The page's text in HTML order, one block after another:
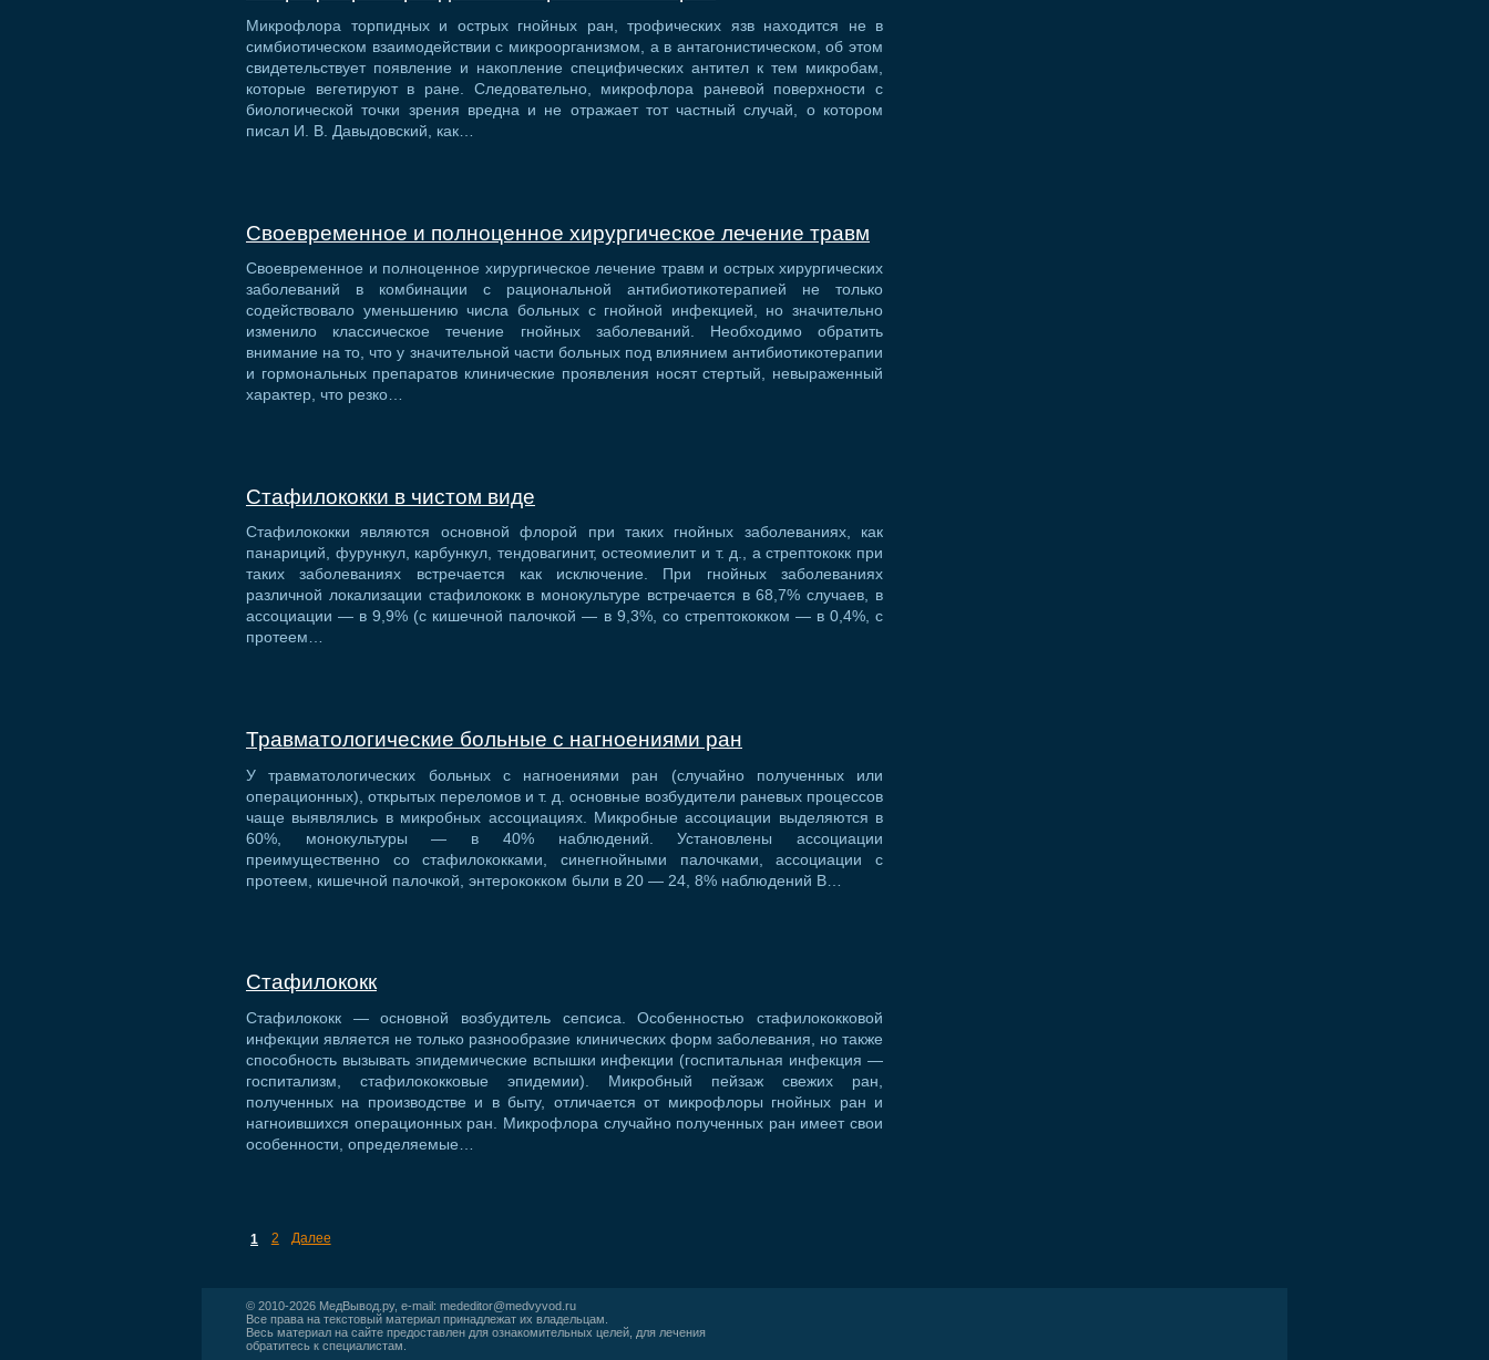
Микрофлора торпидных и острых гнойных ран, трофических язв находится не в
симбиотическом взаимодействии с микроорганизмом, а в антагонистическом, об этом
свидетельствует появление и накопление специфических антител к тем микробам,
которые вегетируют в ране. Следовательно, микрофлора раневой поверхности с
биологической точки зрения вредна и не отражает тот частный случай, о котором
писал И. В. Давыдовский, как…
Своевременное и полноценное хирургическое лечение травм
Своевременное и полноценное хирургическое лечение травм и острых хирургических
заболеваний в комбинации с рациональной антибиотикотерапией не только
содействовало уменьшению числа больных с гнойной инфекцией, но значительно
изменило классическое течение гнойных заболеваний. Необходимо обратить
внимание на то, что у значительной части больных под влиянием антибиотикотерапии
и гормональных препаратов клинические проявления носят стертый, невыраженный
характер, что резко…
Стафилококки в чистом виде
Стафилококки являются основной флорой при таких гнойных заболеваниях, как
панариций, фурункул, карбункул, тендовагинит, остеомиелит и т. д., а стрептококк при
таких заболеваниях встречается как исключение. При гнойных заболеваниях
различной локализации стафилококк в монокультуре встречается в 68,7% случаев, в
ассоциации — в 9,9% (с кишечной палочкой — в 9,3%, со стрептококком — в 0,4%, с
протеем…
Травматологические больные с нагноениями ран
У травматологических больных с нагноениями ран (случайно полученных или
операционных), открытых переломов и т. д. основные возбудители раневых процессов
чаще выявлялись в микробных ассоциациях. Микробные ассоциации выделяются в
60%, монокультуры — в 40% наблюдений. Установлены ассоциации
преимущественно со стафилококками, синегнойными палочками, ассоциации с
протеем, кишечной палочкой, энтерококком были в 20 — 24, 8% наблюдений В…
Стафилококк
Стафилококк — основной возбудитель сепсиса. Особенностью стафилококковой
инфекции является не только разнообразие клинических форм заболевания, но также
способность вызывать эпидемические вспышки инфекции (госпитальная инфекция —
госпитализм, стафилококковые эпидемии). Микробный пейзаж свежих ран,
полученных на производстве и в быту, отличается от микрофлоры гнойных ран и
нагноившихся операционных ран. Микрофлора случайно полученных ран имеет свои
особенности, определяемые…
1 2 Далее
© 2010-2026 МедВывод.ру, e-mail: mededitor@medvyvod.ru
Все права на текстовый материал принадлежат их владельцам.
Весь материал на сайте предоставлен для ознакомительных целей, для лечения
обратитесь к специалистам.